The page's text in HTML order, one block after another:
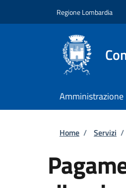
Regione Lombardia
Amministrazione
Home / Servizi /